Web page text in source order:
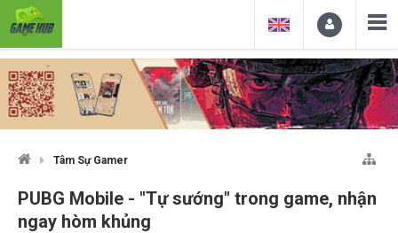
Tâm Sự Gamer
PUBG Mobile - "Tự sướng" trong game, nhận
ngay hòm khủng